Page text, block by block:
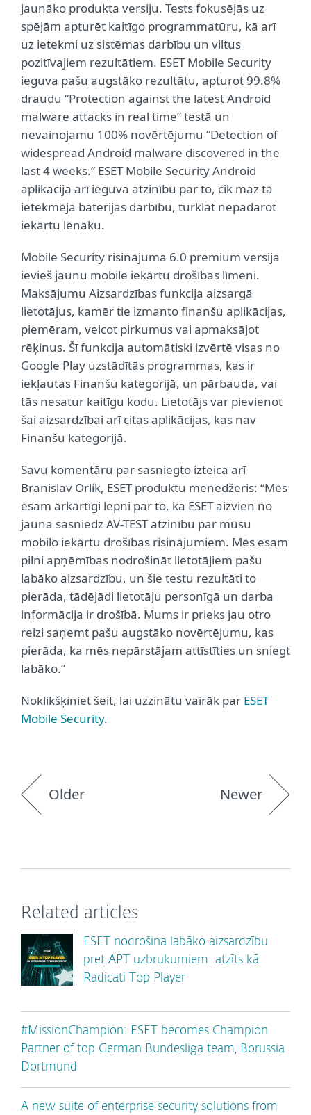
jaunāko produkta versiju. Tests fokusējās uz
spējām apturēt kaitīgo programmatūru, kā arī
uz ietekmi uz sistēmas darbību un viltus
pozitīvajiem rezultātiem. ESET Mobile Security
ieguva pašu augstāko rezultātu, apturot 99.8%
draudu “Protection against the latest Android
malware attacks in real time” testā un
nevainojamu 100% novērtējumu “Detection of
widespread Android malware discovered in the
last 4 weeks.” ESET Mobile Security Android
aplikācija arī ieguva atzinību par to, cik maz tā
ietekmēja baterijas darbību, turklāt nepadarot
iekārtu lēnāku.
Mobile Security risinājuma 6.0 premium versija
ievieš jaunu mobile iekārtu drošības līmeni.
Maksājumu Aizsardzības funkcija aizsargā
lietotājus, kamēr tie izmanto finanšu aplikācijas,
piemēram, veicot pirkumus vai apmaksājot
rēķinus. Šī funkcija automātiski izvērtē visas no
Google Play uzstādītās programmas, kas ir
iekļautas Finanšu kategorijā, un pārbauda, vai
tās nesatur kaitīgu kodu. Lietotājs var pievienot
šai aizsardzībai arī citas aplikācijas, kas nav
Finanšu kategorijā.
Savu komentāru par sasniegto izteica arī
Branislav Orlík, ESET produktu menedžeris: “Mēs
esam ārkārtīgi lepni par to, ka ESET aizvien no
jauna sasniedz AV-TEST atzinību par mūsu
mobilo iekārtu drošības risinājumiem. Mēs esam
pilni apņēmības nodrošināt lietotājiem pašu
labāko aizsardzību, un šie testu rezultāti to
pierāda, tādējādi lietotāju personīgā un darba
informācija ir drošībā. Mums ir prieks jau otro
reizi saņemt pašu augstāko novērtējumu, kas
pierāda, ka mēs nepārstājam attīstīties un sniegt
labāko.”
Noklikšķiniet šeit, lai uzzinātu vairāk par ESET
Mobile Security.
Older Newer
Related articles
ESET nodrošina labāko aizsardzību
pret APT uzbrukumiem: atzīts kā
Radicati Top Player
#MissionChampion: ESET becomes Champion
Partner of top German Bundesliga team, Borussia
Dortmund
A new suite of enterprise security solutions from